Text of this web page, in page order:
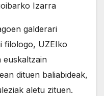
Izarra
galderari
filologo, UZEIko
euskaltzain
dituen baliabideak,
aletu zituen.